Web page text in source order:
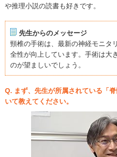
や推理小説の読書も好きです。
先生からのメッセージ
頸椎の手術は、最新の神経モニタ
全性が向上しています。手術は大
のが望ましいでしょう。
Q. まず、先生が所属されている「
いて教えてください。